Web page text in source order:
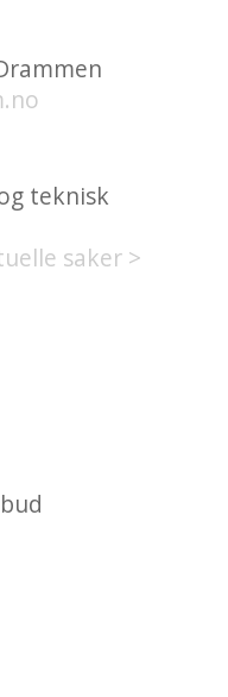
teknisk
saker >